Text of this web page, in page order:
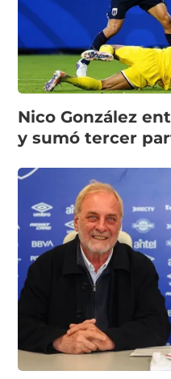
Nico González
y sumó tercer